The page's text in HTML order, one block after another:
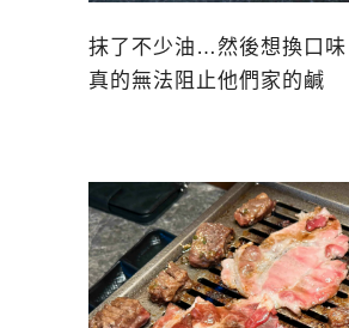
抹了不少油…然後想換口味
真的無法阻止他們家的鹹